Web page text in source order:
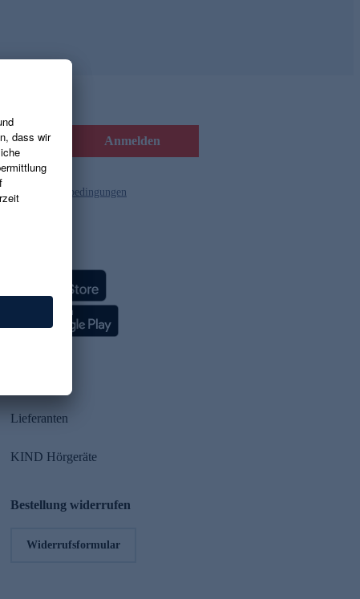
Anmelden
die Gutscheinbedingungen
Lieferanten
KIND Hörgeräte
Bestellung widerrufen
Widerrufsformular